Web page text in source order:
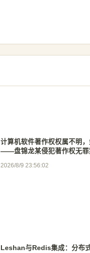
计算机软件著作权权属不明，
——盘锦龙某侵犯著作权无罪
2026/8/9 23:56:02
Leshan与Redis集成：分布